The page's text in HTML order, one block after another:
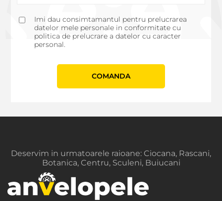
Imi dau consimtamantul pentru prelucrarea
datelor mele personale in conformitate cu
politica de prelucrare a datelor cu caracter
personal.
СOMANDA
Deservim in urmatoarele raioane: Ciocana, Rascani,
Botanica, Centru, Sculeni, Buiucani